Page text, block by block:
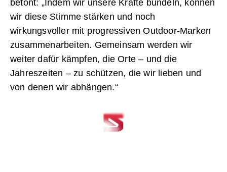
betont: „Indem wir unsere Kräfte bündeln, können
wir diese Stimme stärken und noch
wirkungsvoller mit progressiven Outdoor-Marken
zusammenarbeiten. Gemeinsam werden wir
weiter dafür kämpfen, die Orte – und die
Jahreszeiten – zu schützen, die wir lieben und
von denen wir abhängen.“